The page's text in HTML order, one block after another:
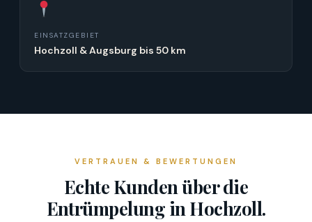
EINSATZGEBIET
Hochzoll & Augsburg bis 50 km
VERTRAUEN & BEWERTUNGEN
Echte Kunden über die
Entrümpelung in Hochzoll.